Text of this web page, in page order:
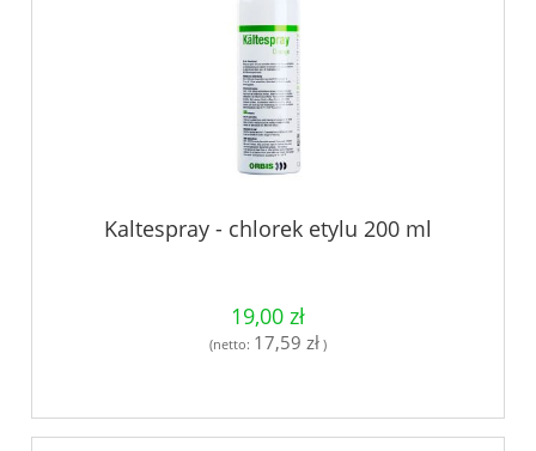
Kaltespray - chlorek etylu 200 ml
19,00 zł
(netto: 17,59 zł )